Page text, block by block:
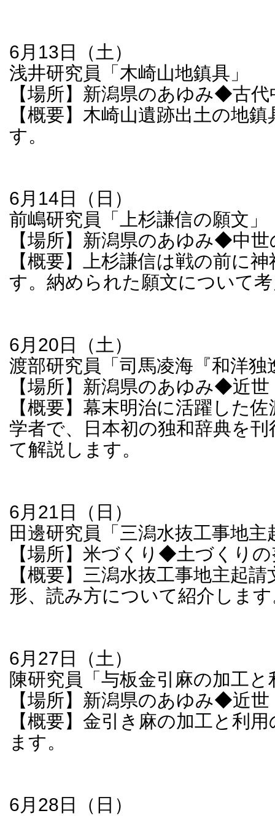
6月13日（土）
浅井研究員「木崎山地鎮具」
【場所】新潟県のあゆみ◆古
【概要】木崎山遺跡出土の地
す。
6月14日（日）
前嶋研究員「上杉謙信の願文」
【場所】新潟県のあゆみ◆中世
【概要】上杉謙信は戦の前に
す。納められた願文について
6月20日（土）
渡部研究員「司馬凌海『和洋独
【場所】新潟県のあゆみ◆近
【概要】幕末明治に活躍した
学者で、日本初の独和辞典を
て解説します。
6月21日（日）
田邊研究員「三潟水抜工事地主
【場所】米づくり◆土づくり
【概要】三潟水抜工事地主起
形、読み方について紹介しま
6月27日（土）
陳研究員「与板金引麻の加工と
【場所】新潟県のあゆみ◆近
【概要】金引き麻の加工と利
ます。
6月28日（日）